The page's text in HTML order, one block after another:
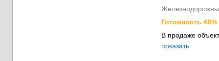
Готовность 48%
В продаже
показать